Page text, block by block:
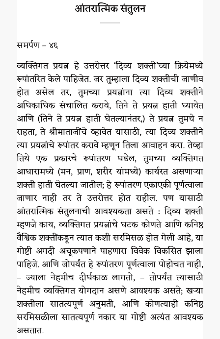
आंतरात्मिक संतुलन
समर्पण – ४६
व्यक्तिगत प्रयत्न हे उत्तरोत्तर ‘दिव्य शक्ती’च्या क्रियेमध्ये
रूपांतरित केले पाहिजेत. जर तुम्हाला दिव्य शक्तीची जाणीव
होत असेल तर, तुमच्या प्रयत्नांना त्या दिव्य शक्तीने
अधिकाधिक संचालित करावे, तिने ते प्रयत्न हाती घ्यावेत
आणि (तिने ते प्रयत्न हाती घेतल्यानंतर,) ते प्रयत्न तुमचे न
राहता, ते श्रीमाताजींचे व्हावेत यासाठी, त्या दिव्य शक्तीने
त्या प्रयत्नांचे रूपांतर करावे म्हणून तिला आवाहन करा. तेव्हा
तिथे एक प्रकारचे रूपांतरण घडेल, तुमच्या व्यक्तिगत
आधारामध्ये (मन, प्राण, शरीर यांमध्ये) कार्यरत असणाऱ्या
शक्ती हाती घेतल्या जातील; हे रूपांतरण एकाएकी पूर्णत्वाला
जाणार नाही तर ते उत्तरोत्तर होत राहील. पण यासाठी
आंतरात्मिक संतुलनाची आवश्यकता असते : दिव्य शक्ती
म्हणजे काय, व्यक्तिगत प्रयत्नांचे घटक कोणते आणि कनिष्ठ
वैश्विक शक्तींकडून त्यात कशी सरमिसळ होत गेली आहे, या
गोष्टी अगदी अचूकपणाने पाहणारा विवेक विकसित झाला
पाहिजे. आणि जोपर्यंत हे रूपांतरण पूर्णत्वाला पोहोचत नाही,
– ज्याला नेहमीच दीर्घकाळ लागतो, – तोपर्यंत त्यासाठी
नेहमीच व्यक्तिगत योगदान असणे आवश्यक असते; खऱ्या
शक्तीला सातत्यपूर्ण अनुमती, आणि कोणत्याही कनिष्ठ
सरमिसळीला सातत्यपूर्ण नकार या गोष्टी अत्यंत आवश्यक
असतात.